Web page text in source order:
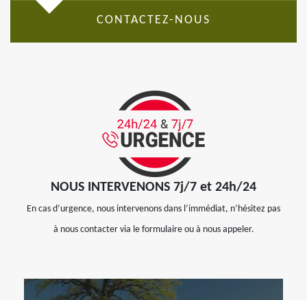
CONTACTEZ-NOUS
NOUS INTERVENONS 7j/7 et 24h/24
En cas d’urgence, nous intervenons dans l’immédiat, n’hésitez pas
à nous contacter via le formulaire ou à nous appeler.